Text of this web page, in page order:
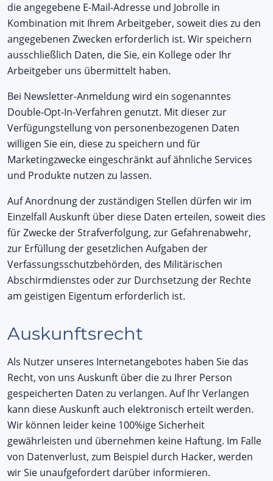
die angegebene E-Mail-Adresse und Jobrolle in
Kombination mit Ihrem Arbeitgeber, soweit dies zu den
angegebenen Zwecken erforderlich ist. Wir speichern
ausschließlich Daten, die Sie, ein Kollege oder Ihr
Arbeitgeber uns übermittelt haben.
Bei Newsletter-Anmeldung wird ein sogenanntes
Double-Opt-In-Verfahren genutzt. Mit dieser zur
Verfügungstellung von personenbezogenen Daten
willigen Sie ein, diese zu speichern und für
Marketingzwecke eingeschränkt auf ähnliche Services
und Produkte nutzen zu lassen.
Auf Anordnung der zuständigen Stellen dürfen wir im
Einzelfall Auskunft über diese Daten erteilen, soweit dies
für Zwecke der Strafverfolgung, zur Gefahrenabwehr,
zur Erfüllung der gesetzlichen Aufgaben der
Verfassungsschutzbehörden, des Militärischen
Abschirmdienstes oder zur Durchsetzung der Rechte
am geistigen Eigentum erforderlich ist.
Auskunftsrecht
Als Nutzer unseres Internetangebotes haben Sie das
Recht, von uns Auskunft über die zu Ihrer Person
gespeicherten Daten zu verlangen. Auf Ihr Verlangen
kann diese Auskunft auch elektronisch erteilt werden.
Wir können leider keine 100%ige Sicherheit
gewährleisten und übernehmen keine Haftung. Im Falle
von Datenverlust, zum Beispiel durch Hacker, werden
wir Sie unaufgefordert darüber informieren.